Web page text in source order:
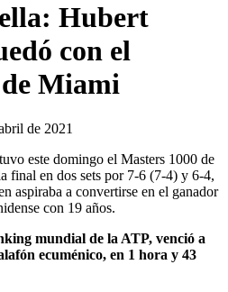
Hubert
con el
Miami
de 2021
este domingo el Masters 1000 de
final en dos sets por 7-6 (7-4) y 6-4,
aspiraba a convertirse en el ganador
con 19 años.
mundial de la ATP, venció a
ecuménico, en 1 hora y 43